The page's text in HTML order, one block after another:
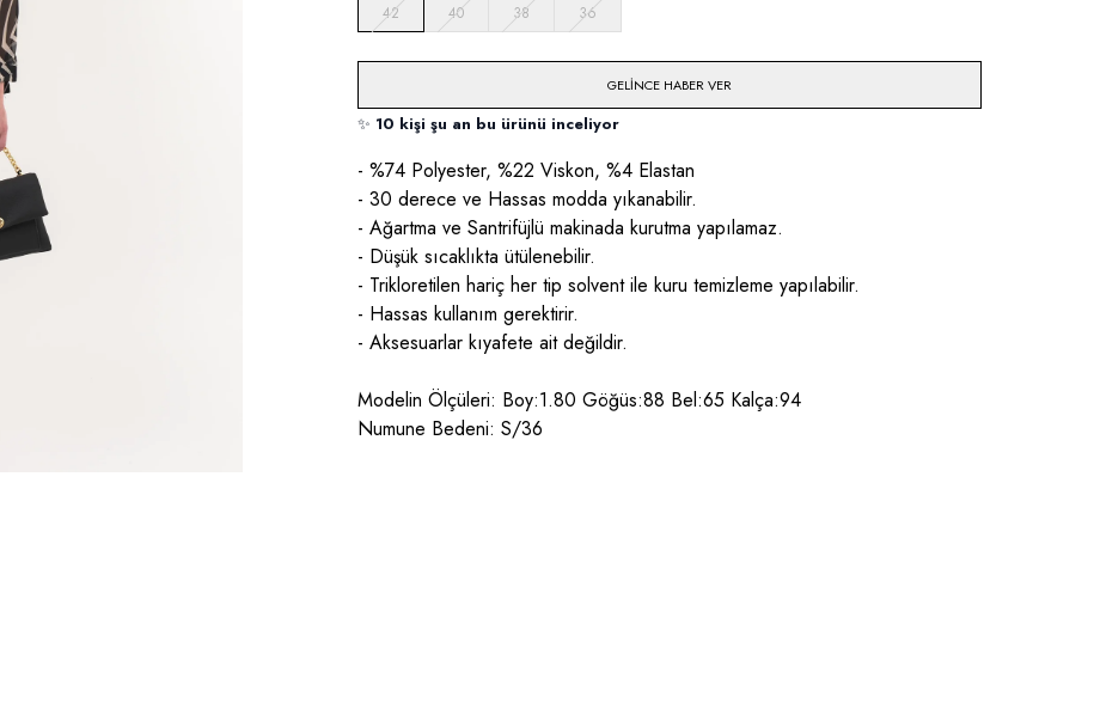
42 40 38 36
GELINCE HABER VER
✨ 10 kişi şu an bu ürünü inceliyor
- %74 Polyester, %22 Viskon, %4 Elastan
- 30 derece ve Hassas modda yıkanabilir.
- Ağartma ve Santrifüjlü makinada kurutma yapılamaz.
- Düşük sıcaklıkta ütülenebilir.
- Trikloretilen hariç her tip solvent ile kuru temizleme yapılabilir.
- Hassas kullanım gerektirir.
- Aksesuarlar kıyafete ait değildir.
Modelin Ölçüleri: Boy:1.80 Göğüs:88 Bel:65 Kalça:94
Numune Bedeni: S/36